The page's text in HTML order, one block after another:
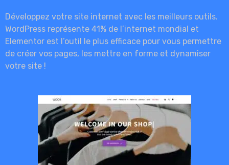
Développez votre site internet avec les meilleurs outils.
WordPress représente 41% de l’internet mondial et
Elementor est l’outil le plus efficace pour vous permettre
de créer vos pages, les mettre en forme et dynamiser
votre site !